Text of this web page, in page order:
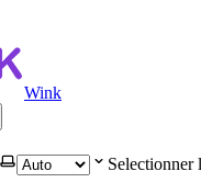
Wink
Selectionner